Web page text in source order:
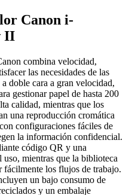
Canon i-
II
combina velocidad,
las necesidades de las
doble cara a gran velocidad,
gestionar papel de hasta 200
calidad, mientras que los
una reproducción cromática
configuraciones fáciles de
la información confidencial.
código QR y una
mientras que la biblioteca
fácilmente los flujos de trabajo.
un bajo consumo de
y un embalaje